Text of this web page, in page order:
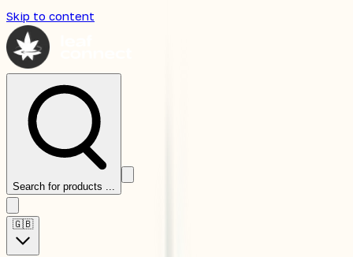
Skip to content
Search for products ...
🇬🇧